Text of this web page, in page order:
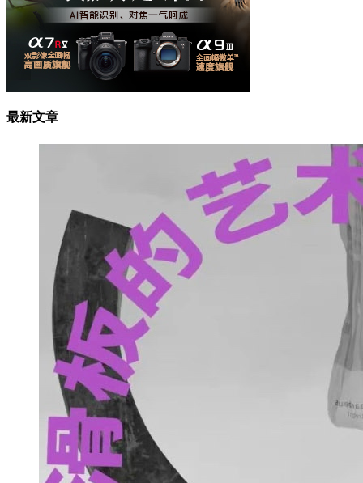
最新文章